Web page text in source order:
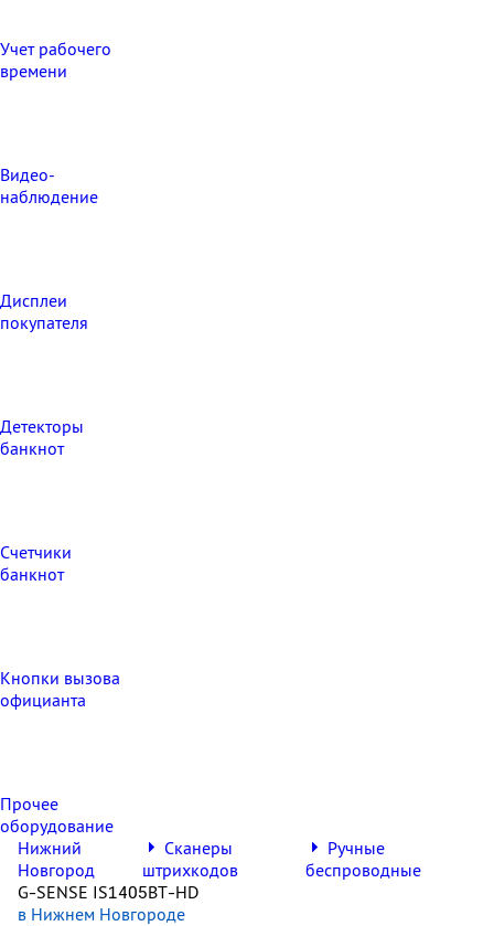
Учет рабочего
времени
Видео‑
наблюдение
Дисплеи
покупателя
Детекторы
банкнот
Счетчики
банкнот
Кнопки вызова
официанта
Прочее
оборудование
Нижний
Новгород
Сканеры
штрихкодов
Ручные
беспроводные
G-SENSE IS1405BT-HD
в Нижнем Новгороде